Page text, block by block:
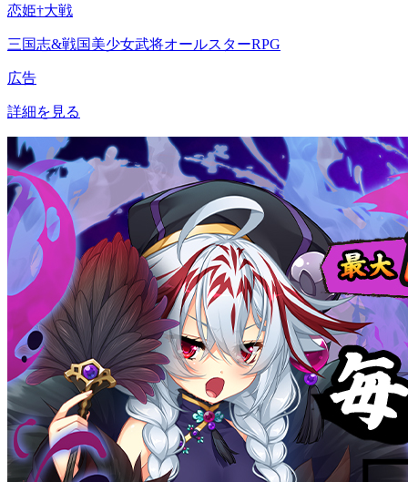
恋姫†大戦
三国志&戦国美少女武将オールスターRPG
広告
詳細を見る